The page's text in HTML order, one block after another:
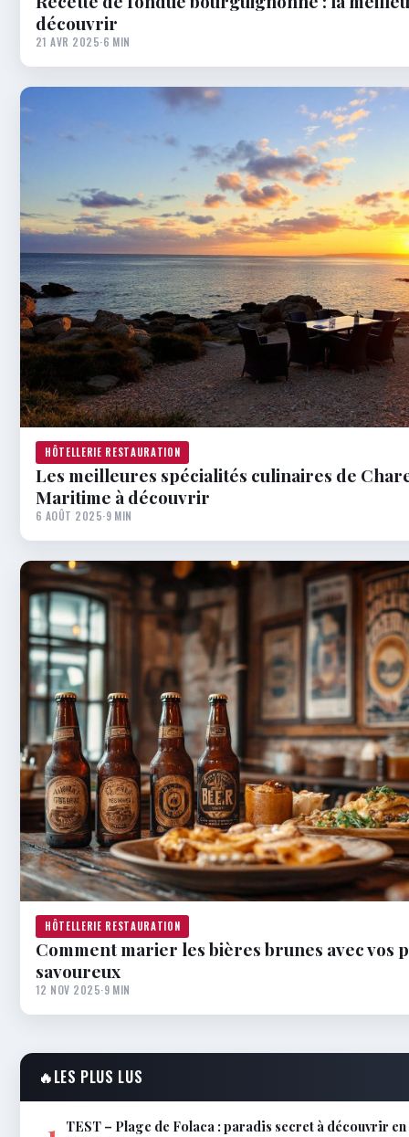
découvrir
21 AVR 2025·6 MIN
HÔTELLERIE RESTAURATION
Les meilleures spécialités culinaires de
Maritime à découvrir
6 AOÛT 2025·9 MIN
HÔTELLERIE RESTAURATION
Comment marier les bières brunes avec vos
savoureux
12 NOV 2025·9 MIN
🔥LES PLUS LUS
TEST – Plage de Folaca : paradis secret à découvrir